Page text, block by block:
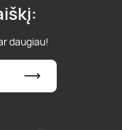
daugiau!